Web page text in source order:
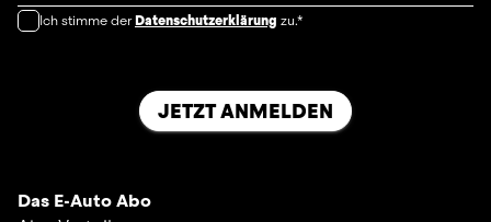
Das E-Auto Abo
Ich stimme derDatenschutzerklärung zu.*
JETZT ANMELDEN